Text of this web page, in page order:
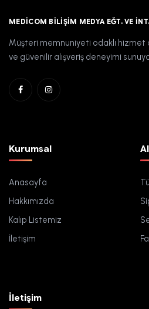
MEDICOM BILIŞIM MEDYA EĞT. VE
Müşteri memnuniyeti odaklı hizmet
ve güvenilir alışveriş deneyimi
Kurumsal
Anasayfa
Hakkımızda
Kalıp Listemiz
İletişim
İletişim